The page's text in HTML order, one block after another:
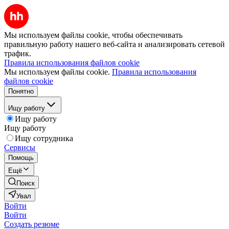
Мы используем файлы cookie, чтобы обеспечивать
правильную работу нашего веб-сайта и анализировать сетевой
трафик.
Правила использования файлов cookie
Мы используем файлы cookie. Правила использования
файлов cookie
Понятно
Ищу работу
Ищу работу
Ищу работу
Ищу сотрудника
Сервисы
Помощь
Ещё
Поиск
Увал
Войти
Войти
Создать резюме